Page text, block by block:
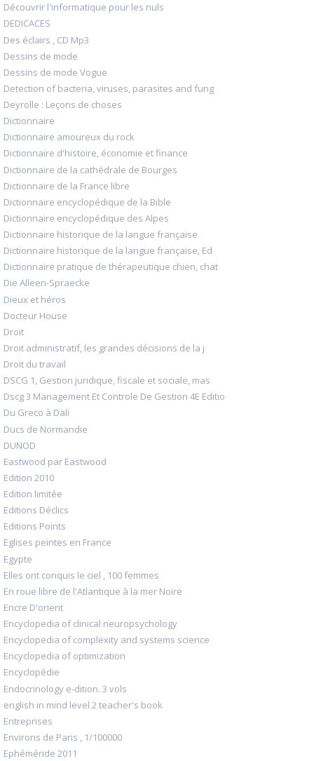
Découvrir l'informatique pour les nuls
DEDICACES
Des éclairs , CD Mp3
Dessins de mode
Dessins de mode Vogue
Detection of bacteria, viruses, parasites and fung
Deyrolle : Leçons de choses
Dictionnaire
Dictionnaire amoureux du rock
Dictionnaire d'histoire, économie et finance
Dictionnaire de la cathédrale de Bourges
Dictionnaire de la France libre
Dictionnaire encyclopédique de la Bible
Dictionnaire encyclopédique des Alpes
Dictionnaire historique de la langue française
Dictionnaire historique de la langue française, Ed
Dictionnaire pratique de thérapeutique chien, chat
Die Alleen-Spraecke
Dieux et héros
Docteur House
Droit
Droit administratif, les grandes décisions de la j
Droit du travail
DSCG 1, Gestion juridique, fiscale et sociale, mas
Dscg 3 Management Et Controle De Gestion 4E Editio
Du Greco à Dali
Ducs de Normandie
DUNOD
Eastwood par Eastwood
Edition 2010
Edition limitée
Editions Déclics
Editions Points
Eglises peintes en France
Egypte
Elles ont conquis le ciel , 100 femmes
En roue libre de l'Atlantique à la mer Noire
Encre D'orient
Encyclopedia of clinical neuropsychology
Encyclopedia of complexity and systems science
Encyclopedia of optimization
Encyclopédie
Endocrinology e-dition. 3 vols
english in mind level 2 teacher's book
Entreprises
Environs de Paris , 1/100000
Ephéméride 2011